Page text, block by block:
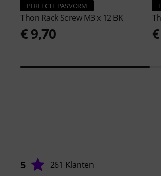
PERFECTE PASVORM
Thon Rack Screw M3 x 12 BK
€ 9,70
5 261 Klanten